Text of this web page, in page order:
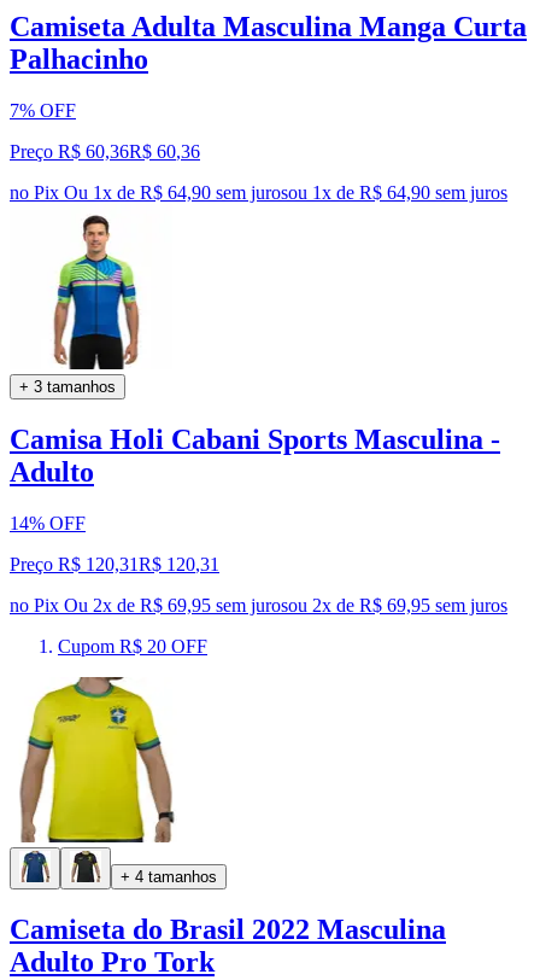
Camiseta Adulta Masculina Manga Curta
Palhacinho
7% OFF
Preço R$ 60,36R$ 60,36
no Pix Ou 1x de R$ 64,90 sem jurosou 1x de R$ 64,90 sem juros
+ 3 tamanhos
Camisa Holi Cabani Sports Masculina -
Adulto
14% OFF
Preço R$ 120,31R$ 120,31
no Pix Ou 2x de R$ 69,95 sem jurosou 2x de R$ 69,95 sem juros
Cupom R$ 20 OFF
+ 4 tamanhos
Camiseta do Brasil 2022 Masculina
Adulto Pro Tork